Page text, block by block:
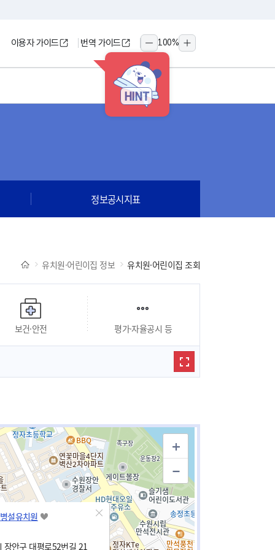
HINT
이용자 가이드 번역 가이드
축소
100%
확대
정보공시지표
유치원·어린이집 정보 유치원·어린이집 조회
보건·안전 평가·자율공시 등
설유치원
장안구 대평로52번길 21